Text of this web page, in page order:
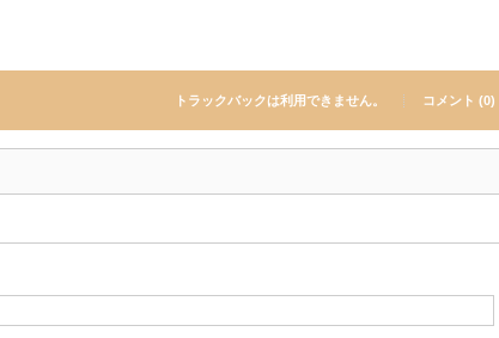
トラックバックは利用できません。 コメント (0)